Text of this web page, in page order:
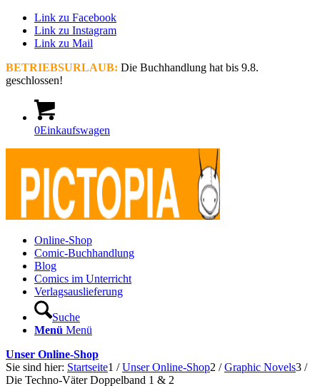
Link zu Facebook
Link zu Instagram
Link zu Mail
BETRIEBSURLAUB: Die Buchhandlung hat bis 9.8.
geschlossen!
0Einkaufswagen
Online-Shop
Comic-Buchhandlung
Blog
Comics im Unterricht
Verlagsauslieferung
Suche
Menü Menü
Unser Online-Shop
Sie sind hier: Startseite1 / Unser Online-Shop2 / Graphic Novels3 /
Die Techno-Väter Doppelband 1 & 2